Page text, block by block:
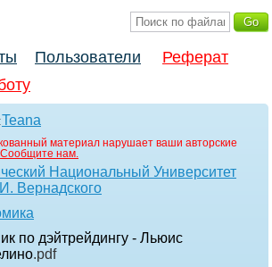
Пользователи
Реферат
Teana
материал нарушает ваши авторские
Сообщите нам.
Национальный Университет
Вернадского
по дэйтрейдингу - Льюис
.pdf